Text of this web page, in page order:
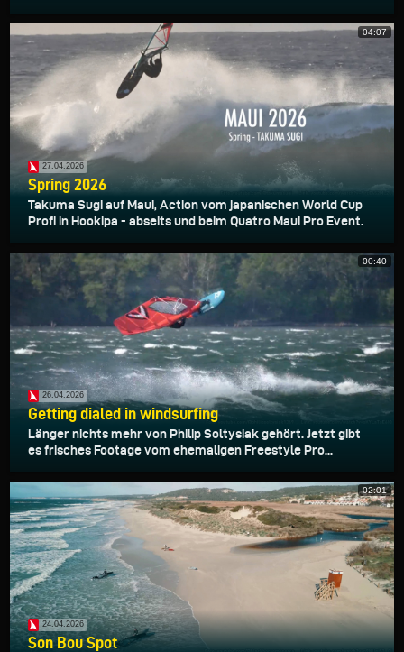
04:07
27.04.2026
Spring 2026
Takuma Sugi auf Maui, Action vom japanischen World Cup
Profi in Hookipa - abseits und beim Quatro Maui Pro Event.
00:40
26.04.2026
Getting dialed in windsurfing
Länger nichts mehr von Philip Soltysiak gehört. Jetzt gibt
es frisches Footage vom ehemaligen Freestyle Pro...
02:01
24.04.2026
Son Bou Spot